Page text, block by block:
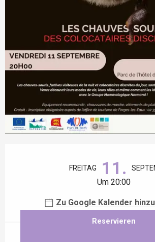
FREITAG 11.
Um 20:00
Zu Google Kalender
Reservieren